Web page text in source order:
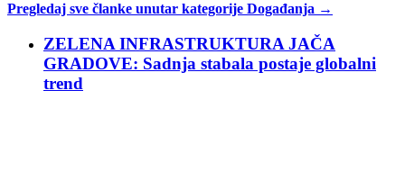
Pregledaj sve članke unutar kategorije Događanja →
ZELENA INFRASTRUKTURA JAČA
GRADOVE: Sadnja stabala postaje globalni
trend